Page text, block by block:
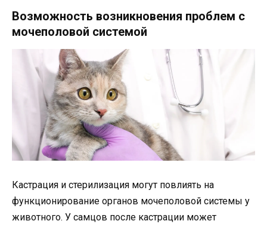
Возможность возникновения проблем с
мочеполовой системой
Кастрация и стерилизация могут повлиять на
функционирование органов мочеполовой системы у
животного. У самцов после кастрации может